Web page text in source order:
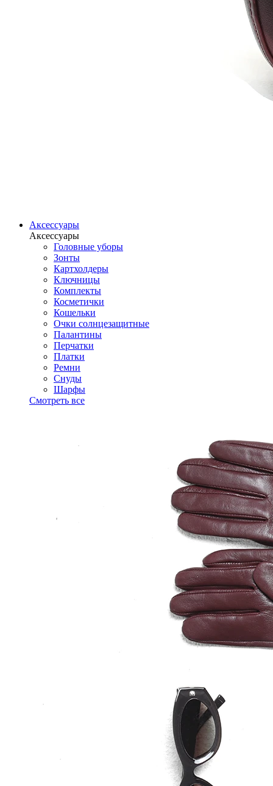
Аксессуары
Аксессуары
Головные уборы
Зонты
Картхолдеры
Ключницы
Комплекты
Косметички
Кошельки
Очки солнцезащитные
Палантины
Перчатки
Платки
Ремни
Снуды
Шарфы
Смотреть все